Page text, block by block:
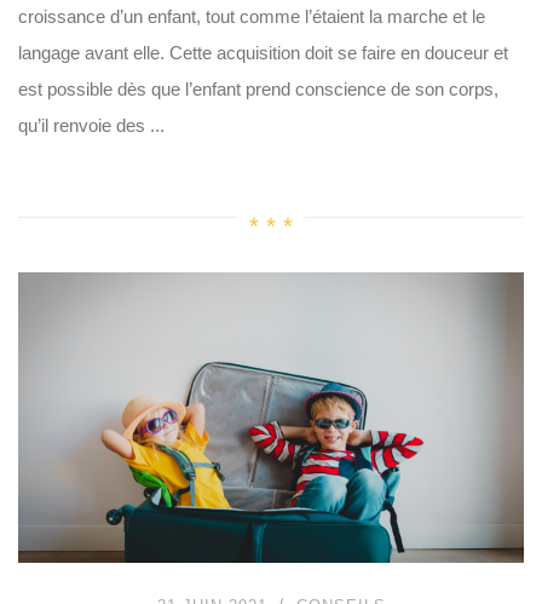
croissance d’un enfant, tout comme l’étaient la marche et le
langage avant elle. Cette acquisition doit se faire en douceur et
est possible dès que l’enfant prend conscience de son corps,
qu’il renvoie des ...